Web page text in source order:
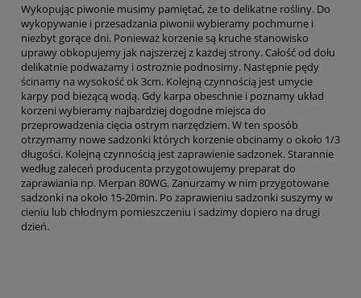
Wykopując piwonie musimy pamiętać, że to delikatne rośliny. Do
wykopywanie i przesadzania piwonii wybieramy pochmurne i
niezbyt gorące dni. Ponieważ korzenie są kruche stanowisko
uprawy obkopujemy jak najszerzej z każdej strony. Całość od dołu
delikatnie podważamy i ostrożnie podnosimy. Następnie pędy
ścinamy na wysokość ok 3cm. Kolejną czynnością jest umycie
karpy pod bieżącą wodą. Gdy karpa obeschnie i poznamy układ
korzeni wybieramy najbardziej dogodne miejsca do
przeprowadzenia cięcia ostrym narzędziem. W ten sposób
otrzymamy nowe sadzonki których korzenie obcinamy o około 1/3
długości. Kolejną czynnością jest zaprawienie sadzonek. Starannie
według zaleceń producenta przygotowujemy preparat do
zaprawiania np. Merpan 80WG. Zanurzamy w nim przygotowane
sadzonki na około 15-20min. Po zaprawieniu sadzonki suszymy w
cieniu lub chłodnym pomieszczeniu i sadzimy dopiero na drugi
dzień.